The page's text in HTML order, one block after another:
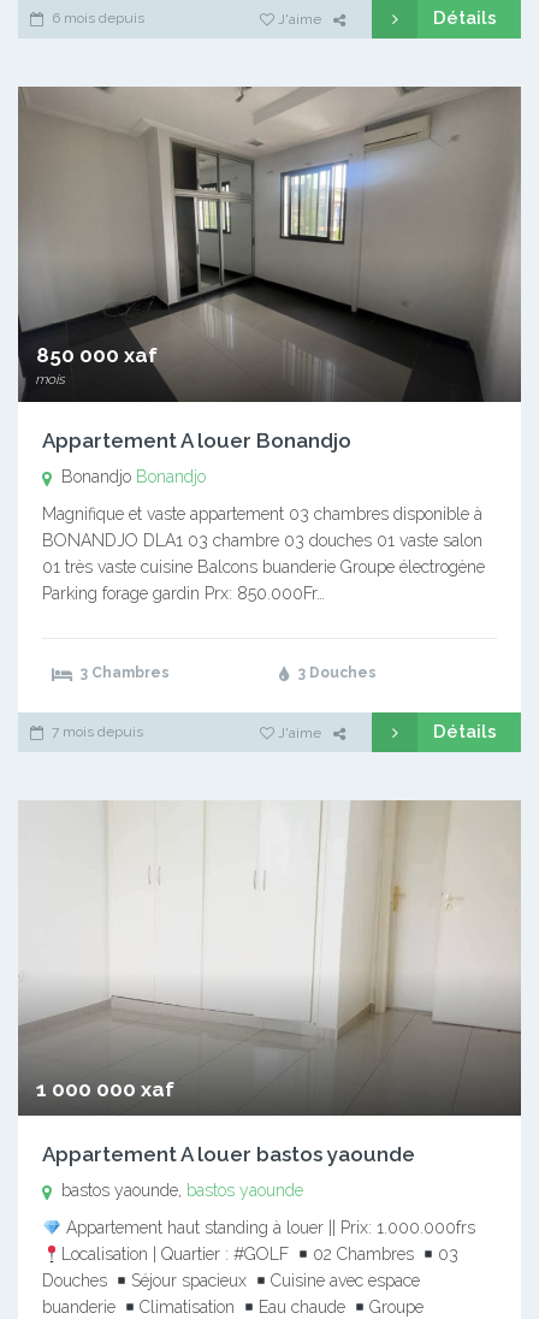
6 mois depuis J'aime Détails
850 000 xaf
mois
Appartement A louer Bonandjo
Bonandjo Bonandjo
Magnifique et vaste appartement 03 chambres disponible à
BONANDJO DLA1 03 chambre 03 douches 01 vaste salon
01 très vaste cuisine Balcons buanderie Groupe électrogène
Parking forage gardin Prx: 850.000Fr…
3 Chambres 3 Douches
7 mois depuis J'aime Détails
1 000 000 xaf
Appartement A louer bastos yaounde
bastos yaounde, bastos yaounde
Appartement haut standing à louer || Prix: 1.000.000frs
Localisation | Quartier : #GOLF
02 Chambres
03
Douches
Séjour spacieux
Cuisine avec espace
buanderie
Climatisation Eau chaude
Groupe